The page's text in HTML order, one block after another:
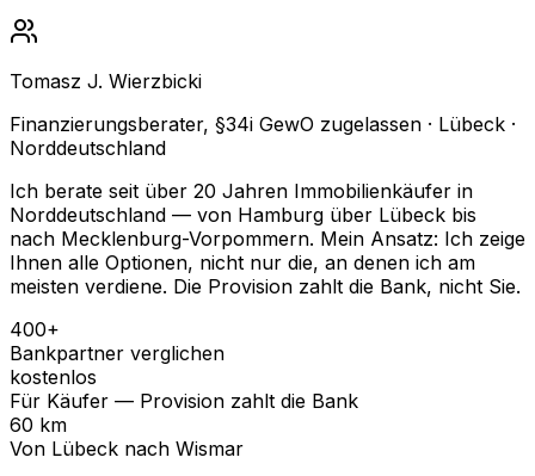
Tomasz J. Wierzbicki
Finanzierungsberater, §34i GewO zugelassen · Lübeck ·
Norddeutschland
Ich berate seit über 20 Jahren Immobilienkäufer in
Norddeutschland — von Hamburg über Lübeck bis
nach Mecklenburg-Vorpommern. Mein Ansatz: Ich zeige
Ihnen alle Optionen, nicht nur die, an denen ich am
meisten verdiene. Die Provision zahlt die Bank, nicht Sie.
400+
Bankpartner verglichen
kostenlos
Für Käufer — Provision zahlt die Bank
60 km
Von Lübeck nach Wismar